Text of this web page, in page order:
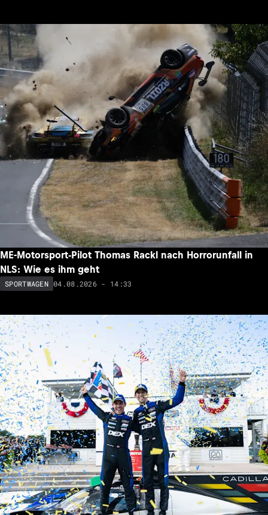
ME-Motorsport-Pilot Thomas Rackl nach Horrorunfall in
NLS: Wie es ihm geht
SPORTWAGEN 04.08.2026 - 14:33